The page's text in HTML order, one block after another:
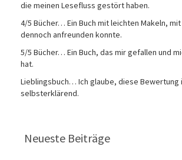
die meinen Lesefluss gestört haben.
4/5 Bücher… Ein Buch mit leichten Makeln,
dennoch anfreunden konnte.
5/5 Bücher… Ein Buch, das mir gefallen und
hat.
Lieblingsbuch… Ich glaube, diese Bewertung
selbsterklärend.
Neueste Beiträge